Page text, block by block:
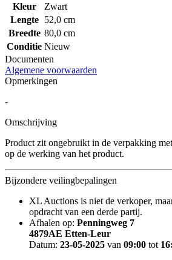
Kleur
Zwart
Lengte
52,0 cm
Breedte 80,0 cm
Conditie Nieuw
Documenten
Algemene voorwaarden
Opmerkingen
-
Omschrijving
Product zit ongebruikt in de verpakking
op de werking van het product.
Bijzondere veilingbepalingen
XL Auctions is niet de verkoper,
opdracht van een derde partij.
Afhalen op: Penningweg 7
4879AE Etten-Leur
Datum: 23-05-2025 van 09:00 tot